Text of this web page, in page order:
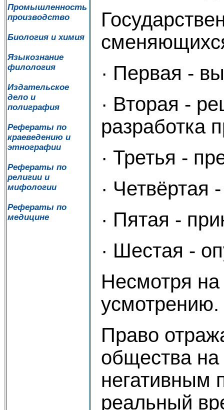
Промышленность
производство
Биология и химия
Языкознание
филология
Издательское
дело и
полиграфия
Рефераты по
краеведению и
этнографии
Рефераты по
религии и
мифологии
Рефераты по
медицине
· Первая -
· Вторая -
разработка
· Третья -
· Четвёртая
· Пятая -
· Шестая -
Несмотря на
усмотрению.
Право
общества на
негативным
реальный